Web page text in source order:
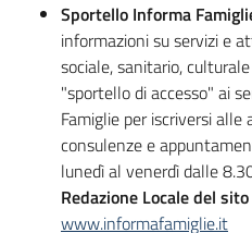
Sportello Informa
informazioni su servizi e
sociale, sanitario,
"sportello di accesso" ai
Famiglie per iscriversi
consulenze e
lunedì al venerdì dalle
Redazione Locale del
www.informafamiglie.it